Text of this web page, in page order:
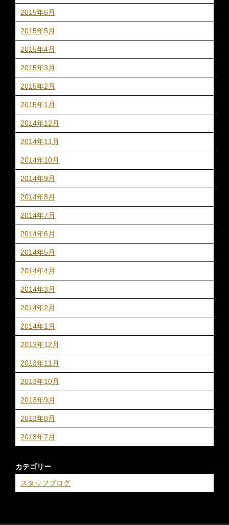
2015年6月
2015年5月
2015年4月
2015年3月
2015年2月
2015年1月
2014年12月
2014年11月
2014年10月
2014年9月
2014年8月
2014年7月
2014年6月
2014年5月
2014年4月
2014年3月
2014年2月
2014年1月
2013年12月
2013年11月
2013年10月
2013年9月
2013年8月
2013年7月
カテゴリー
スタッフブログ